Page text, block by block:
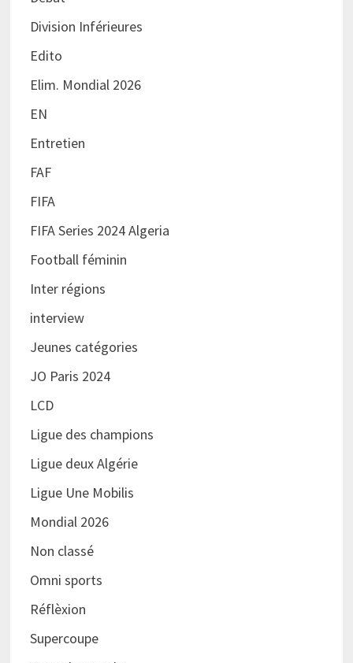
Division Inférieures
Edito
Elim. Mondial 2026
EN
Entretien
FAF
FIFA
FIFA Series 2024 Algeria
Football féminin
Inter régions
interview
Jeunes catégories
JO Paris 2024
LCD
Ligue des champions
Ligue deux Algérie
Ligue Une Mobilis
Mondial 2026
Non classé
Omni sports
Réflèxion
Supercoupe